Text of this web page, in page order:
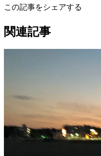
この記事をシェアする
関連記事